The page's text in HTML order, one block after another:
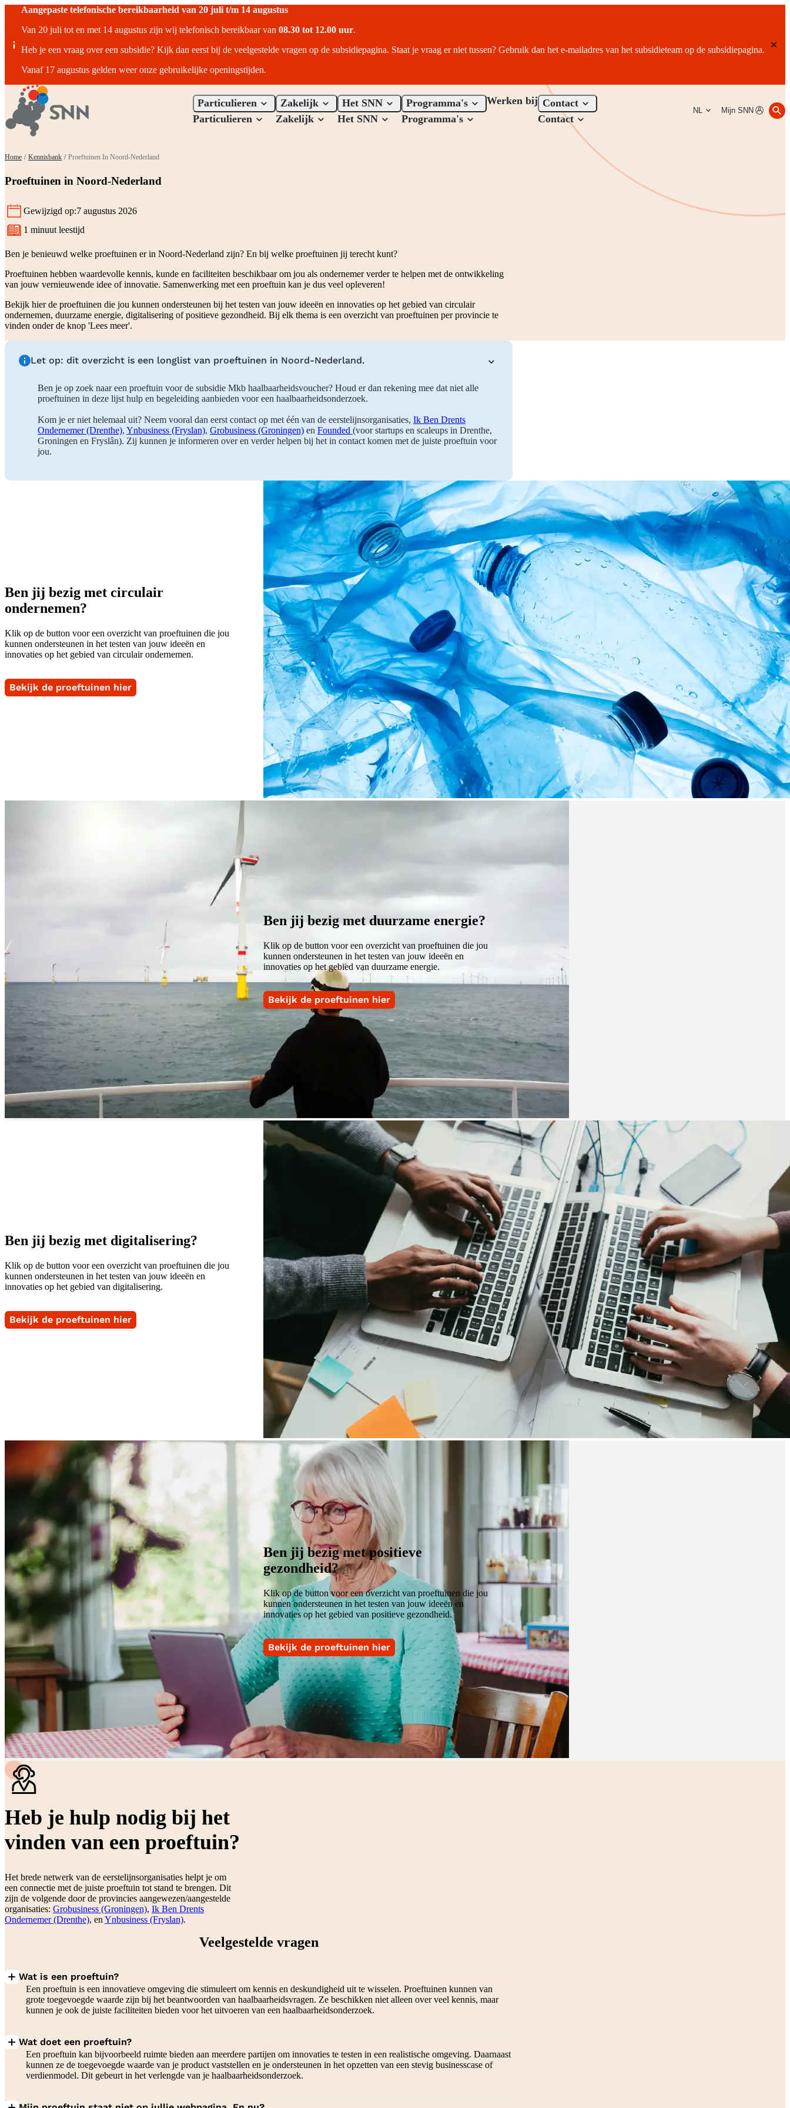
Aangepaste telefonische bereikbaarheid van 20 juli t/m 14 augustus
Van 20 juli tot en met 14 augustus zijn wij telefonisch bereikbaar van 08.30 tot 12.00 uur.
Heb je een vraag over een subsidie? Kijk dan eerst bij de veelgestelde vragen op de subsidiepagina. Staat je vraag er niet tussen? Gebruik dan het e-mailadres van het subsidieteam op de subsidiepagina.
Vanaf 17 augustus gelden weer onze gebruikelijke openingstijden.
Particulieren
Particulieren
Zakelijk
Zakelijk
Het SNN
Het SNN
Programma's
Programma's
Werken bij Contact
Contact
NL Mijn SNN
Home / Kennisbank / Proeftuinen In Noord-Nederland
Proeftuinen in Noord-Nederland
Gewijzigd op:7 augustus 2026
Leestijd:
1 minuut leestijd
Ben je benieuwd welke proeftuinen er in Noord-Nederland zijn? En bij welke proeftuinen jij terecht kunt?
Proeftuinen hebben waardevolle kennis, kunde en faciliteiten beschikbaar om jou als ondernemer verder te helpen met de ontwikkeling
van jouw vernieuwende idee of innovatie. Samenwerking met een proeftuin kan je dus veel opleveren!
Bekijk hier de proeftuinen die jou kunnen ondersteunen bij het testen van jouw ideeën en innovaties op het gebied van circulair
ondernemen, duurzame energie, digitalisering of positieve gezondheid. Bij elk thema is een overzicht van proeftuinen per provincie te
vinden onder de knop 'Lees meer'.
Let op: dit overzicht is een longlist van proeftuinen in Noord-Nederland.
Ben je op zoek naar een proeftuin voor de subsidie Mkb haalbaarheidsvoucher? Houd er dan rekening mee dat niet alle
proeftuinen in deze lijst hulp en begeleiding aanbieden voor een haalbaarheidsonderzoek.
Kom je er niet helemaal uit? Neem vooral dan eerst contact op met één van de eerstelijnsorganisaties, Ik Ben Drents
Ondernemer (Drenthe), Ynbusiness (Fryslan), Grobusiness (Groningen) en Founded (voor startups en scaleups in Drenthe,
Groningen en Fryslân). Zij kunnen je informeren over en verder helpen bij het in contact komen met de juiste proeftuin voor
jou.
Ben jij bezig met circulair
ondernemen?
Klik op de button voor een overzicht van proeftuinen die jou
kunnen ondersteunen in het testen van jouw ideeën en
innovaties op het gebied van circulair ondernemen.
Bekijk de proeftuinen hier
Ben jij bezig met duurzame energie?
Klik op de button voor een overzicht van proeftuinen die jou
kunnen ondersteunen in het testen van jouw ideeën en
innovaties op het gebied van duurzame energie.
Bekijk de proeftuinen hier
Ben jij bezig met digitalisering?
Klik op de button voor een overzicht van proeftuinen die jou
kunnen ondersteunen in het testen van jouw ideeën en
innovaties op het gebied van digitalisering.
Bekijk de proeftuinen hier
Ben jij bezig met positieve
gezondheid?
Klik op de button voor een overzicht van proeftuinen die jou
kunnen ondersteunen in het testen van jouw ideeën en
innovaties op het gebied van positieve gezondheid.
Bekijk de proeftuinen hier
Heb je hulp nodig bij het
vinden van een proeftuin?
Het brede netwerk van de eerstelijnsorganisaties helpt je om
een connectie met de juiste proeftuin tot stand te brengen. Dit
zijn de volgende door de provincies aangewezen/aangestelde
organisaties: Grobusiness (Groningen), Ik Ben Drents
Ondernemer (Drenthe), en Ynbusiness (Fryslan).
Veelgestelde vragen
Wat is een proeftuin?
Een proeftuin is een innovatieve omgeving die stimuleert om kennis en deskundigheid uit te wisselen. Proeftuinen kunnen van
grote toegevoegde waarde zijn bij het beantwoorden van haalbaarheidsvragen. Ze beschikken niet alleen over veel kennis, maar
kunnen je ook de juiste faciliteiten bieden voor het uitvoeren van een haalbaarheidsonderzoek.
Wat doet een proeftuin?
Een proeftuin kan bijvoorbeeld ruimte bieden aan meerdere partijen om innovaties te testen in een realistische omgeving. Daarnaast
kunnen ze de toegevoegde waarde van je product vaststellen en je ondersteunen in het opzetten van een stevig businesscase of
verdienmodel. Dit gebeurt in het verlengde van je haalbaarheidsonderzoek.